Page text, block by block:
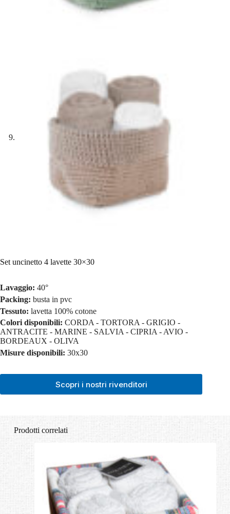
Set uncinetto 4 lavette 30×30
Lavaggio: 40°
Packing: busta in pvc
Tessuto: lavetta 100% cotone
Colori disponibili: CORDA - TORTORA - GRIGIO -
ANTRACITE - MARINE - SALVIA - CIPRIA - AVIO -
BORDEAUX - OLIVA
Misure disponibili: 30x30
Scopri i nostri rivenditori
Prodotti correlati